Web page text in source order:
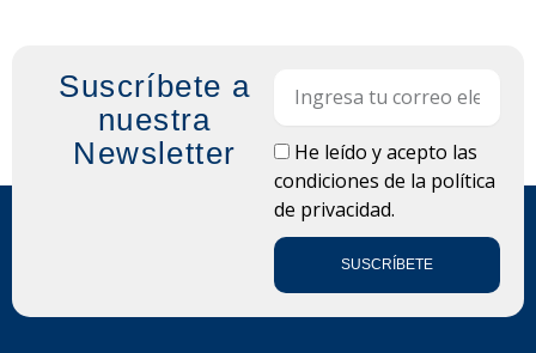
Suscríbete a
nuestra
Newsletter
LOPDHe leído y acepto las
condiciones de la política
de privacidad.
SUSCRÍBETE